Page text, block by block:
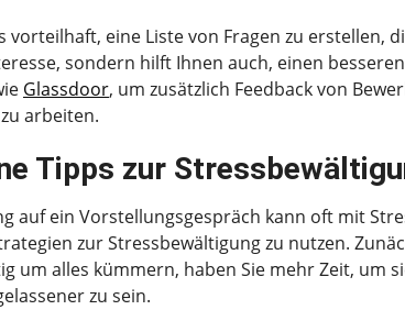
vorteilhaft, eine Liste von Fragen zu erstellen,
sondern hilft Ihnen auch, einen
Glassdoor, um zusätzlich Feedback von
arbeiten.
Tipps zur
auf ein Vorstellungsgespräch kann oft mit
zur Stressbewältigung zu nutzen.
um alles kümmern, haben Sie mehr Zeit, um
zu sein.